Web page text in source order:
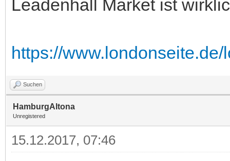
Leadenhall Market ist
https://
Suchen
HamburgAltona
Unregistered
15.12.2017, 07:46